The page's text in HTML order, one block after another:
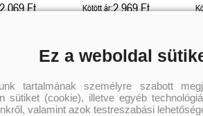
2 069 Ft Kötött ár:2 969 Ft
Ez a weboldal
tartalmának személyre szabott
sütiket (cookie), illetve egyéb
valamint azok testreszabási